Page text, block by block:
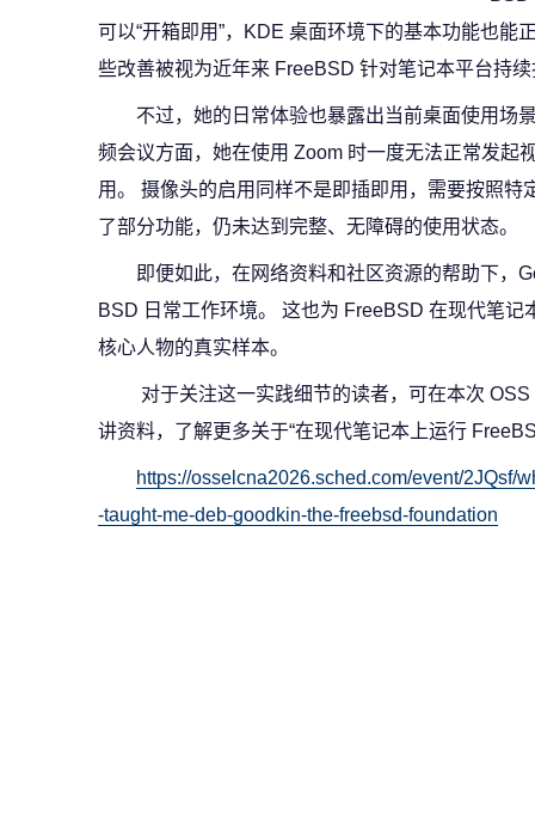
可以“开箱即用”，KDE 桌面环境下的基本功能也能
些改善被视为近年来 FreeBSD 针对笔记本平台持
不过，她的日常体验也暴露出当前桌面使用场
频会议方面，她在使用 Zoom 时一度无法正常发起
用。 摄像头的启用同样不是即插即用，需要按照特
了部分功能，仍未达到完整、无障碍的使用状态。
即便如此，在网络资料和社区资源的帮助下，
BSD 日常工作环境。 这也为 FreeBSD 在现代笔
核心人物的真实样本。
对于关注这一实践细节的读者，可在本次
讲资料，了解更多关于“在现代笔记本上运行
https://osselcna2026.sched.com/event/2JQsf/
-taught-me-deb-goodkin-the-freebsd-foundation